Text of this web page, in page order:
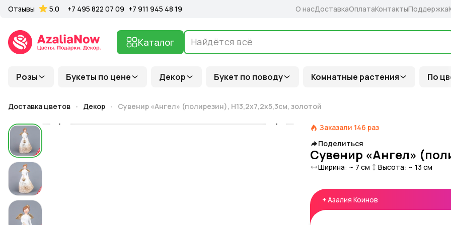
Розы Букеты по цене Декор Букет по поводу Комнатные растения По
Каталог
Отзывы 5.0 +7 495 822 07 09 +7 911 945 48 19 О насДоставкаОплатаКонтактыПоддержка
Доставка цветов Декор Сувенир «Ангел» (полирезин), H13,2x7,2x5,3см, золотой
Заказали 146 раз
Поделиться
Сувенир «Ангел»
Ширина: ~ 7 см Высота: ~ 13 см
+ Азалия Коинов